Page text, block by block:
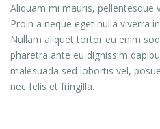
Aliquam mi mauris, pellentesque
Proin a neque eget nulla viverra
Nullam aliquet tortor eu enim
pharetra ante eu dignissim
malesuada sed lobortis vel,
nec felis et fringilla.